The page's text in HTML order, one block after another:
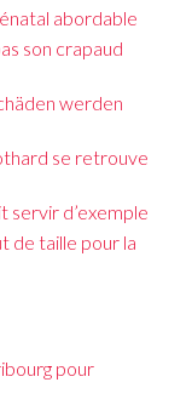
abordable
son crapaud
werden
se retrouve
servir d’exemple
de taille pour la
pour